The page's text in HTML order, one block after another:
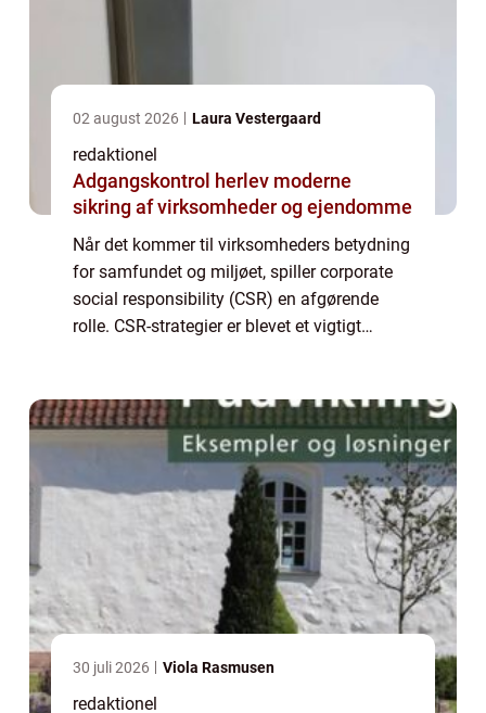
02 august 2026 Laura Vestergaard
redaktionel
Adgangskontrol herlev moderne
sikring af virksomheder og ejendomme
Når det kommer til virksomheders betydning
for samfundet og miljøet, spiller corporate
social responsibility (CSR) en afgørende
rolle. CSR-strategier er blevet et vigtigt
30 juli 2026 Viola Rasmusen
redaktionel